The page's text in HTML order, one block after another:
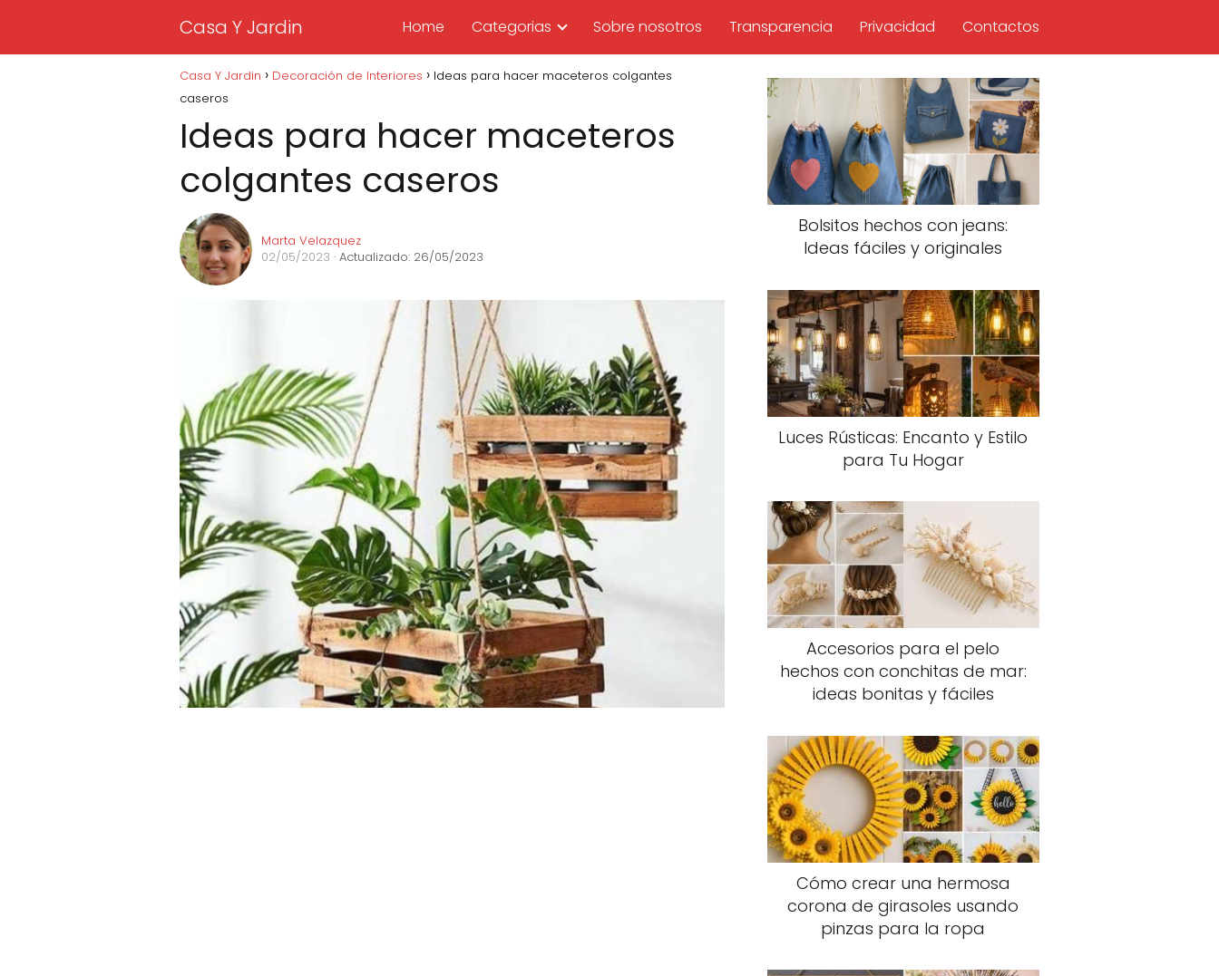
Casa Y Jardin Home Categorias Sobre nosotros Transparencia Privacidad Contactos
Casa Y Jardin Decoración de Interiores
Ideas para hacer maceteros colgantes
caseros
Ideas para hacer maceteros
colgantes caseros
Marta Velazquez
02/05/2023 · Actualizado: 26/05/2023
Bolsitos hechos con jeans:
Ideas fáciles y originales
Luces Rústicas: Encanto y Estilo
para Tu Hogar
Accesorios para el pelo
hechos con conchitas de mar:
ideas bonitas y fáciles
Cómo crear una hermosa
corona de girasoles usando
pinzas para la ropa